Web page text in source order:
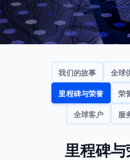
我们的故事 全球
里程碑与荣誉 荣
全球客户 服
里程碑与